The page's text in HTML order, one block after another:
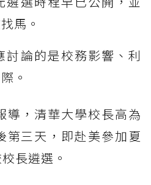
馬。
討論的是校務影響、利
。
導，清華大學校長高為
第三天，即赴美參加夏
長遴選。